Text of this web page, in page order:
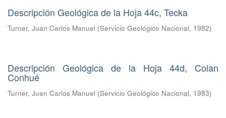
Descripción Geológica de la Hoja 44c, Tecka
Turner, Juan Carlos Manuel (Servicio Geológico Nacional, 1982)
Descripción Geológica de la Hoja 44d, Colan
Conhué
Turner, Juan Carlos Manuel (Servicio Geológico Nacional, 1983)